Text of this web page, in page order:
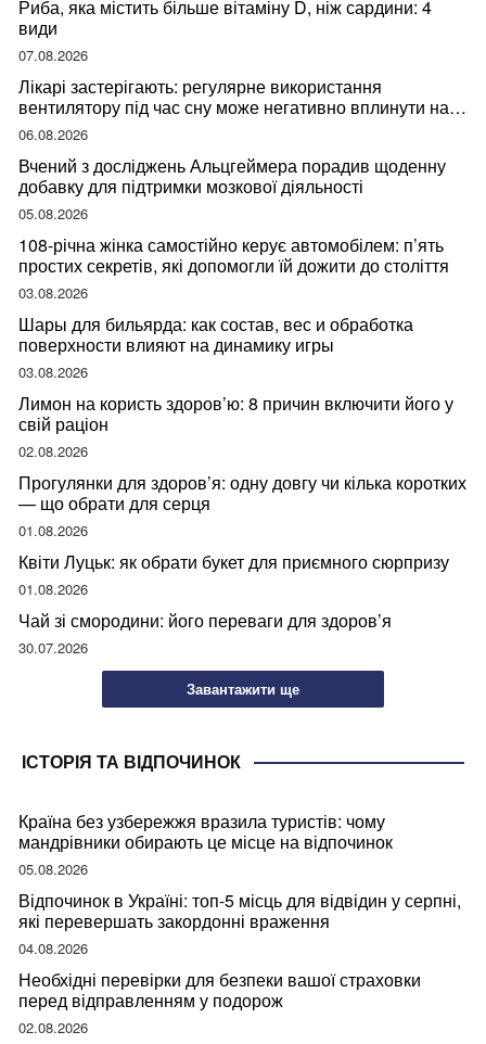
Риба, яка містить більше вітаміну D, ніж сардини: 4
види
07.08.2026
Лікарі застерігають: регулярне використання
вентилятору під час сну може негативно вплинути на
ваше здоров’я
06.08.2026
Вчений з досліджень Альцгеймера порадив щоденну
добавку для підтримки мозкової діяльності
05.08.2026
108-річна жінка самостійно керує автомобілем: п’ять
простих секретів, які допомогли їй дожити до століття
03.08.2026
Шары для бильярда: как состав, вес и обработка
поверхности влияют на динамику игры
03.08.2026
Лимон на користь здоров’ю: 8 причин включити його у
свій раціон
02.08.2026
Прогулянки для здоров’я: одну довгу чи кілька коротких
— що обрати для серця
01.08.2026
Квіти Луцьк: як обрати букет для приємного сюрпризу
01.08.2026
Чай зі смородини: його переваги для здоров’я
30.07.2026
Завантажити ще
ІСТОРІЯ ТА ВІДПОЧИНОК
Країна без узбережжя вразила туристів: чому
мандрівники обирають це місце на відпочинок
05.08.2026
Відпочинок в Україні: топ-5 місць для відвідин у серпні,
які перевершать закордонні враження
04.08.2026
Необхідні перевірки для безпеки вашої страховки
перед відправленням у подорож
02.08.2026